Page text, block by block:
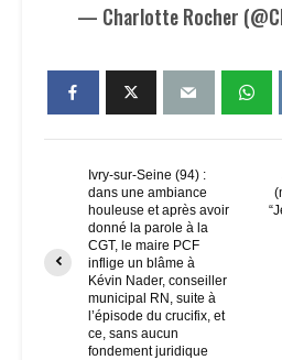
— Charlotte Rocher
Ivry-sur-Seine (94) :
dans une ambiance
houleuse et après avoir
donné la parole à la
CGT, le maire PCF
inflige un blâme à
Kévin Nader, conseiller
municipal RN, suite à
l’épisode du crucifix, et
ce, sans aucun
fondement juridique